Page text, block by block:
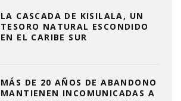
LA CASCADA DE KISILALA, UN
TESORO NATURAL ESCONDIDO
EN EL CARIBE SUR
MÁS DE 20 AÑOS DE ABANDONO
MANTIENEN INCOMUNICADAS A